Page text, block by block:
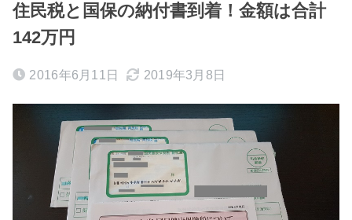
住民税と国保の納付書到着！金額は合計
142万円
2016年6月11日 2019年3月8日